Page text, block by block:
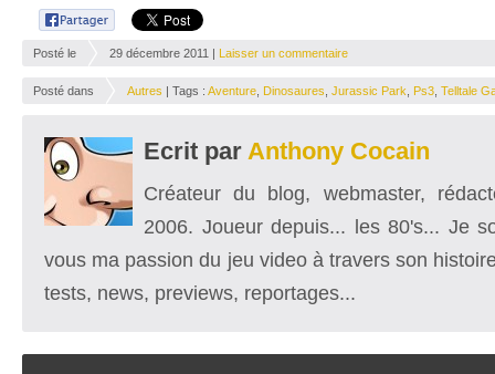
Posté le 29 décembre 2011 | Laisser un commentaire
Posté dans Autres | Tags : Aventure Dinosaures Jurassic Park Ps3 Telltale
Ecrit par Anthony Cocain
Créateur du blog, webmaster,
2006. Joueur depuis... les 80's... Je
vous ma passion du jeu video à travers son
tests, news, previews, reportages...